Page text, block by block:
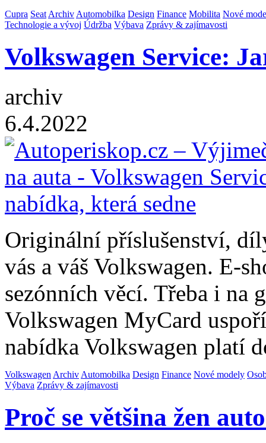
Cupra Seat Archiv Automobilka Design Finance Mobilita Nové
Technologie a vývoj Údržba Výbava Zprávy & zajímavosti
Volkswagen Service:
archiv
6.4.2022
Originální příslušenství,
vás a váš Volkswagen. E-
sezónních věcí. Třeba i na
Volkswagen MyCard
nabídka Volkswagen platí
Volkswagen Archiv Automobilka Design Finance Nové modely
Výbava Zprávy & zajímavosti
Proč se většina žen